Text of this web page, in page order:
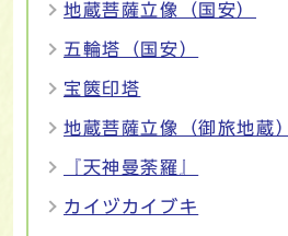
地蔵菩薩立像（国安）
五輪塔（国安）
宝篋印塔
地蔵菩薩立像（御旅地蔵）
『天神曼荼羅』
カイヅカイブキ